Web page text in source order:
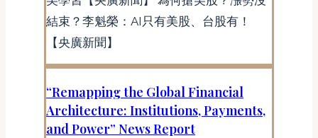
結束？李魁榮：AI只有美股、台股有！
【央廣新聞】
“Remapping the Global Financial
Architecture: Institutions, Payments,
and Power” News Report